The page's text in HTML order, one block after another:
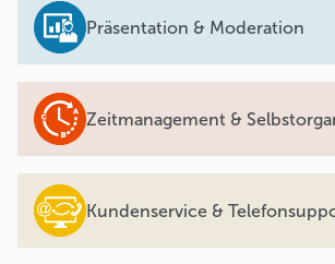
Präsentation & Moderation
Zeitmanagement &
Kundenservice &